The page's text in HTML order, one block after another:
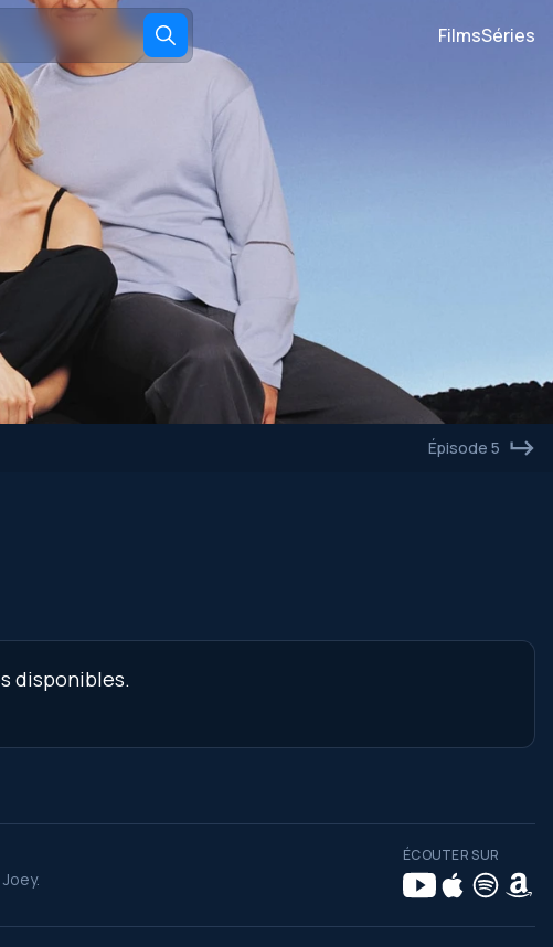
FilmsSéries
Épisode 5
disponibles.
ÉCOUTER SUR